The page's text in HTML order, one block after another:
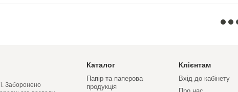
Заборонено
Каталог
Папір та паперова
продукція
Клієнтам
Вхід до кабінету